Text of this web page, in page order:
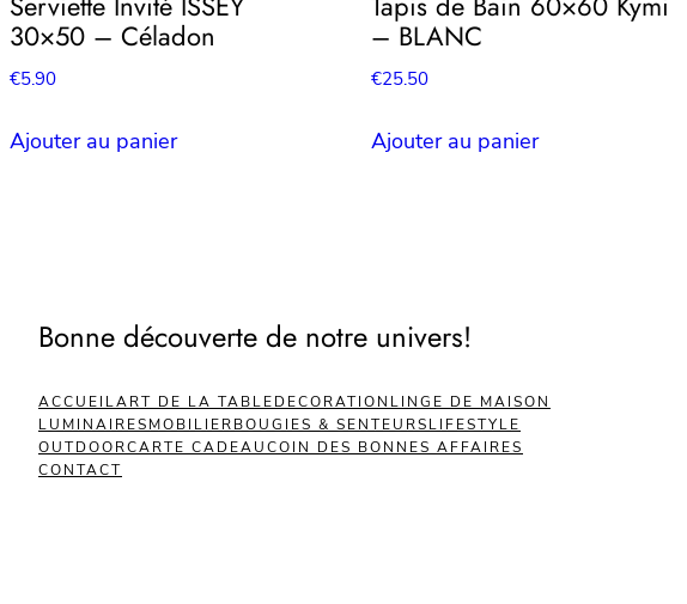
30×50 – Céladon
€5.90
Ajouter au panier
– BLANC
€25.50
Ajouter au panier
Bonne découverte de notre univers!
ACCUEILART DE LA TABLEDECORATION LINGE DE MAISON
LUMINAIRESMOBILIERBOUGIES & SENTEURSLIFESTYLE
OUTDOORCARTE CADEAUCOIN DES BONNES AFFAIRES
CONTACT